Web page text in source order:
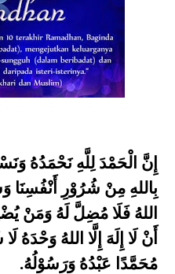
إِنَّ الْحَمْدَ لِلَّهِ نَحْمَدُهُ
بِاللهِ مِنْ شُرُوْرِ أَنْفُسِنَا
اللهُ فَلَا مُضِلَّ لَهُ وَمَنْ
أَنْ لَا إِلَهَ إِلَّا اللهُ
مُحَمَّدًا عَبْدُهُ وَرَسُوْلُهُ.